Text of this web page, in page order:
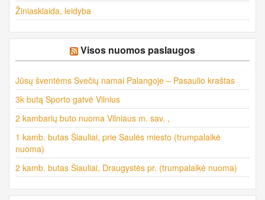
Žiniasklaida, leidyba
Visos nuomos paslaugos
Jūsų šventėms Svečių namai Palangoje – Pasaulio kraštas
3k butą Sporto gatvė Vilnius
2 kambarių buto nuoma Vilniaus m. sav. ,
1 kamb. butas Šiauliai, prie Saulės miesto (trumpalaikė
nuoma)
2 kamb. butas Šiauliai, Draugystės pr. (trumpalaikė nuoma)